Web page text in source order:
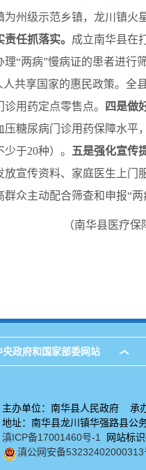
为州级示范乡镇，龙川镇火
责任抓落实。 成立南华县在
理“两病”慢病证的患者进行
人共享国家的惠民政策。全
用药定点零售点。
四是做
压糖尿病门诊用药保障水平
于20种）。
五是强化宣传
放宣传资料、家庭医生上门
众主动配合筛查和申报“两
华县医疗保障
央政府和国家部委网站
主办单位：南华县人民政府 承
地址：南华县龙川镇华强路县
滇ICP备17001460号-1
网站标
滇公网安备53232402000313